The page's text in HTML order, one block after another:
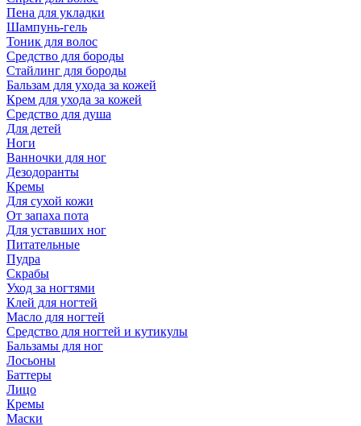
Пена для укладки
Шампунь-гель
Тоник для волос
Средство для бороды
Стайлинг для бороды
Бальзам для ухода за кожей
Крем для ухода за кожей
Средство для душа
Для детей
Ноги
Ванночки для ног
Дезодоранты
Кремы
Для сухой кожи
От запаха пота
Для уставших ног
Питательные
Пудра
Скрабы
Уход за ногтями
Клей для ногтей
Масло для ногтей
Средство для ногтей и кутикулы
Бальзамы для ног
Лосьоны
Баттеры
Лицо
Кремы
Маски